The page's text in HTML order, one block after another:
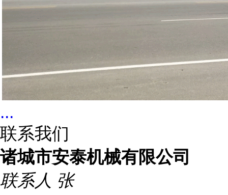
...
联系我们
诸城市安泰机械有限公司
联系人 张